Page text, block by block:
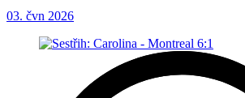
03. čvn 2026